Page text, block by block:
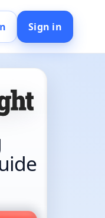
Sign in